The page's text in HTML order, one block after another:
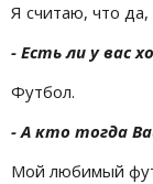
Я считаю, что
- Есть ли у вас
Футбол.
- А кто тогда
Мой любимый